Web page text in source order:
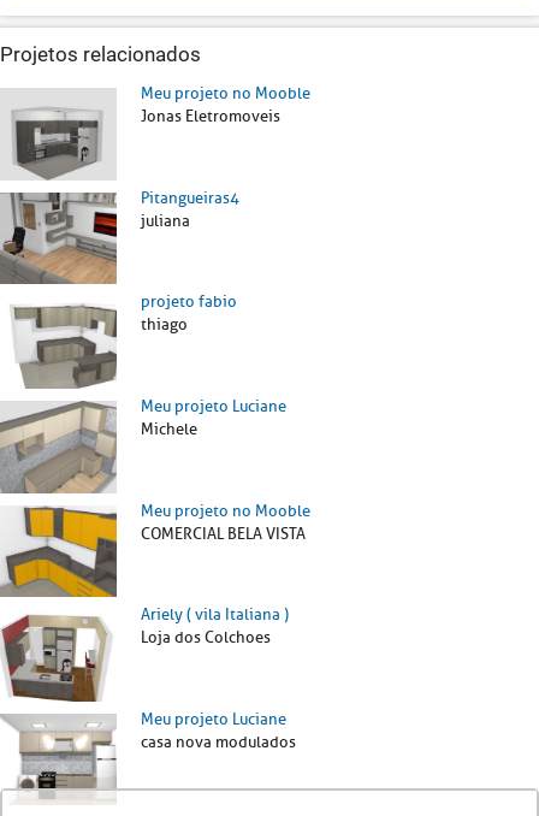
Projetos relacionados
Meu projeto no Mooble
Jonas Eletromoveis
Pitangueiras4
juliana
projeto fabio
thiago
Meu projeto Luciane
Michele
Meu projeto no Mooble
COMERCIAL BELA VISTA
Ariely ( vila Italiana )
Loja dos Colchoes
Meu projeto Luciane
casa nova modulados